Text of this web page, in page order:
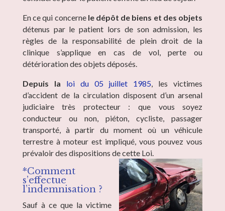
En ce qui concerne le dépôt de biens et des objets
détenus par le patient lors de son admission, les
règles de la responsabilité de plein droit de la
clinique s’applique en cas de vol, perte ou
détérioration des objets déposés.
Depuis la loi du 05 juillet 1985, les victimes
d’accident de la circulation disposent d’un arsenal
judiciaire très protecteur : que vous soyez
conducteur ou non, piéton, cycliste, passager
transporté, à partir du moment où un véhicule
terrestre à moteur est impliqué, vous pouvez vous
prévaloir des dispositions de cette Loi.
*Comment
s’effectue
l’indemnisation ?
Sauf à ce que la victime